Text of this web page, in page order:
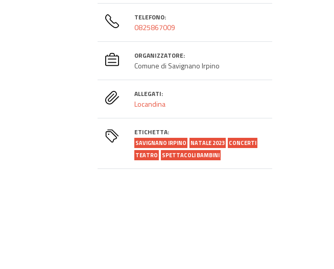
TELEFONO:
0825867009
ORGANIZZATORE:
Comune di Savignano Irpino
ALLEGATI:
Locandina
ETICHETTA:
SAVIGNANO IRPINO NATALE 2023 CONCERTI
TEATRO
SPETTACOLI BAMBINI